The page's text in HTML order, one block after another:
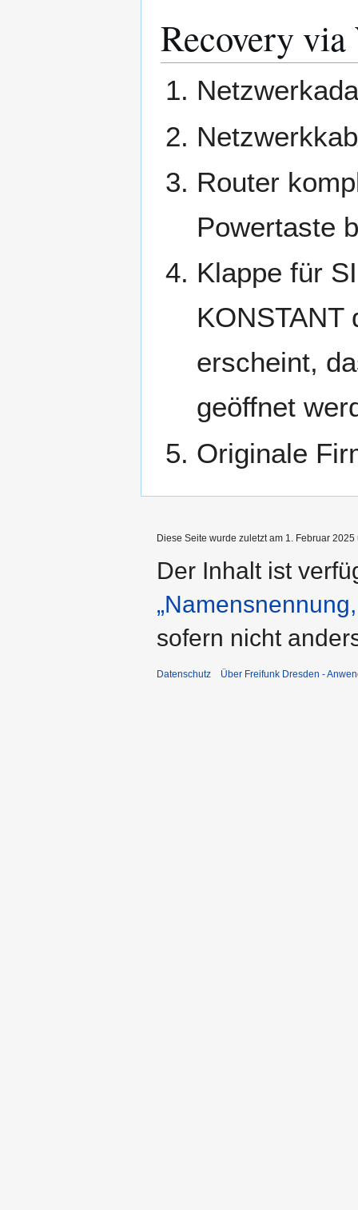
Recovery
Router
Powertaste
Klappe für
KONSTANT
erscheint,
geöffnet
Originale
Diese Seite wurde zuletzt am 1. Februar
Der Inhalt ist
sofern nicht
Datenschutz Über Freifunk Dresden -